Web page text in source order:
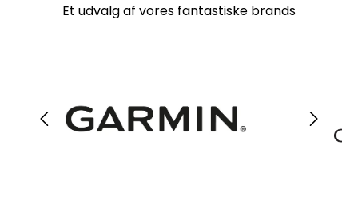
Et udvalg af vores fantastiske brands